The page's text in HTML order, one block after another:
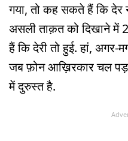
गया, तो कह सकते हैं कि देर
असली ताक़त को दिखाने में
हैं कि देरी तो हुई. हां,
जब फ़ोन आख़िरकार चल
में दुरुस्त है.